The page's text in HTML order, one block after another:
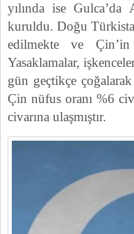
yılında ise
kuruldu. Doğu
edilmekte ve Çin’in
Yasaklamalar,
gün geçtikçe
Çin nüfus oranı %6
civarına ulaşmıştır.